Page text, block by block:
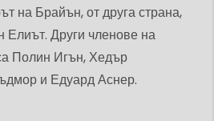
на Брайън, от друга страна,
Елиът. Други членове на
Полин Игън, Хедър
и Едуард Аснер.